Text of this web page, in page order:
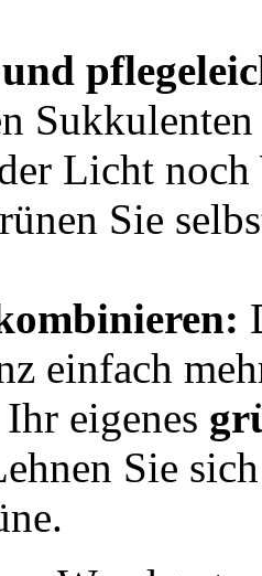
Licht
Sie
einfach
eigenes
Sie